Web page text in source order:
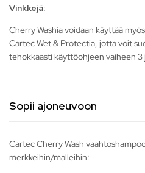
Vinkkejä:
Cherry Washia voidaan käyttää
Cartec Wet & Protectia, jotta voit
tehokkaasti käyttöohjeen vaiheen 3
Sopii ajoneuvoon
Cartec Cherry Wash
merkkeihin/malleihin: